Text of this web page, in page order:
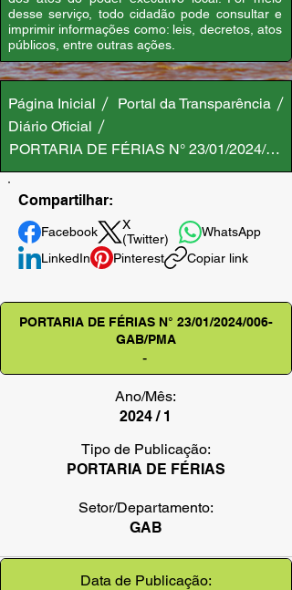
desse serviço, todo cidadão pode consultar e
imprimir informações como: leis, decretos, atos
públicos, entre outras ações.
Página Inicial
Portal da Transparência
Diário Oficial
PORTARIA DE FÉRIAS N° 23/01/2024/
Compartilhar:
Facebook
X
(Twitter)
WhatsApp
LinkedIn
Pinterest Copiar link
PORTARIA DE FÉRIAS N° 23/01/2024/006-
GAB/PMA
-
Ano/Mês:
2024 / 1
Tipo de Publicação:
PORTARIA DE FÉRIAS
Setor/Departamento:
GAB
Data de Publicação: